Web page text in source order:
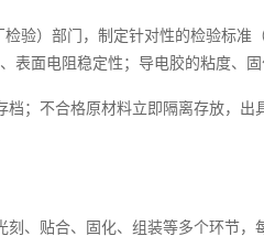
验）部门，制定针对性的检验标准
表面电阻稳定性；导电胶的粘度、
；不合格原材料立即隔离存放，
、贴合、固化、组装等多个环节